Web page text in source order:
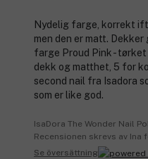
Nydelig farge, korrekt
men den er matt.
farge Proud Pink -
dekk og matthet, 5 for
second nail fra Isadora
som er like god.
IsaDora The Wonder Nail
Recensionen skrevs av Ina
Se översättning